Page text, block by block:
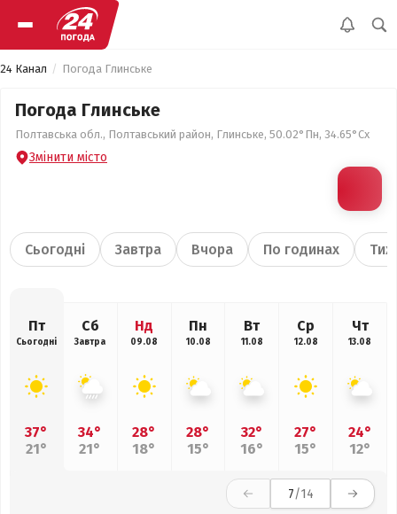
24 Канал Погода Глинське
Погода Глинське
Полтавська обл., Полтавський район, Глинське, 50.02°Пн, 34.65°Сх
Змінити місто
Сьогодні Завтра Вчора По годинах
Пт
Сьогодні
37°
21°
Сб
Завтра
34°
21°
Нд
09.08
28°
18°
Пн
10.08
28°
15°
Вт
11.08
32°
16°
Ср
12.08
27°
15°
Чт
13.08
24°
12°
7/14